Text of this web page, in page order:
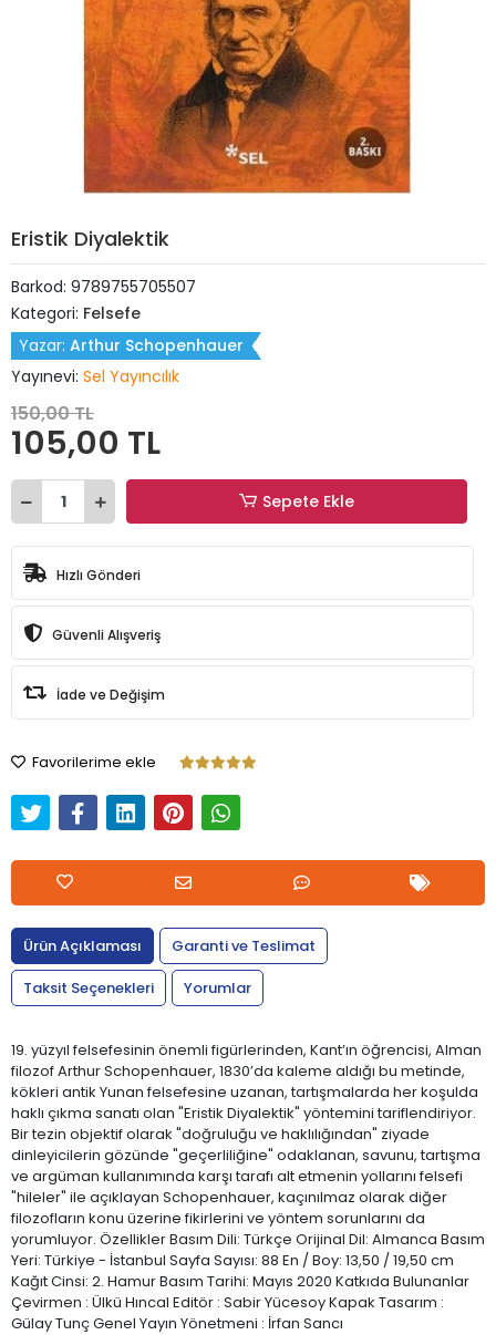
Eristik Diyalektik
Barkod: 9789755705507
Kategori: Felsefe
Yazar: Arthur Schopenhauer
Yayınevi: Sel Yayıncılık
150,00 TL
105,00 TL
Sepete Ekle
Hızlı Gönderi
Güvenli Alışveriş
İade ve Değişim
Favorilerime ekle
Ürün Açıklaması
Garanti ve Teslimat
Taksit Seçenekleri
Yorumlar
19. yüzyıl felsefesinin önemli figürlerinden, Kant’ın öğrencisi, Alman
filozof Arthur Schopenhauer, 1830’da kaleme aldığı bu metinde,
kökleri antik Yunan felsefesine uzanan, tartışmalarda her koşulda
haklı çıkma sanatı olan "Eristik Diyalektik" yöntemini tariflendiriyor.
Bir tezin objektif olarak "doğruluğu ve haklılığından" ziyade
dinleyicilerin gözünde "geçerliliğine" odaklanan, savunu, tartışma
ve argüman kullanımında karşı tarafı alt etmenin yollarını felsefi
"hileler" ile açıklayan Schopenhauer, kaçınılmaz olarak diğer
filozofların konu üzerine fikirlerini ve yöntem sorunlarını da
yorumluyor. Özellikler Basım Dili: Türkçe Orijinal Dil: Almanca Basım
Yeri: Türkiye - İstanbul Sayfa Sayısı: 88 En / Boy: 13,50 / 19,50 cm
Kağıt Cinsi: 2. Hamur Basım Tarihi: Mayıs 2020 Katkıda Bulunanlar
Çevirmen : Ülkü Hıncal Editör : Sabir Yücesoy Kapak Tasarım :
Gülay Tunç Genel Yayın Yönetmeni : İrfan Sancı